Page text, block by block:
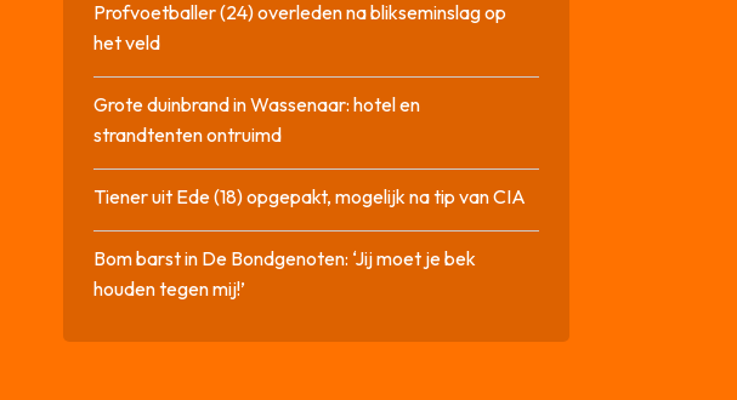
Profvoetballer (24) overleden na blikseminslag op
het veld
Grote duinbrand in Wassenaar: hotel en
strandtenten ontruimd
Tiener uit Ede (18) opgepakt, mogelijk na tip van CIA
Bom barst in De Bondgenoten: ‘Jij moet je bek
houden tegen mij!’